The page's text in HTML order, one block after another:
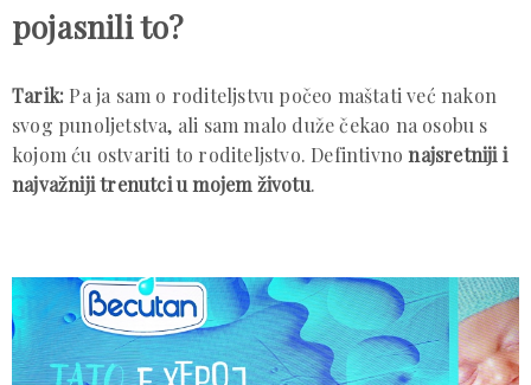
pojasnili to?
Tarik: Pa ja sam o roditeljstvu počeo maštati već nakon
svog punoljetstva, ali sam malo duže čekao na osobu s
kojom ću ostvariti to roditeljstvo. Defintivno najsretniji i
najvažniji trenutci u mojem životu.